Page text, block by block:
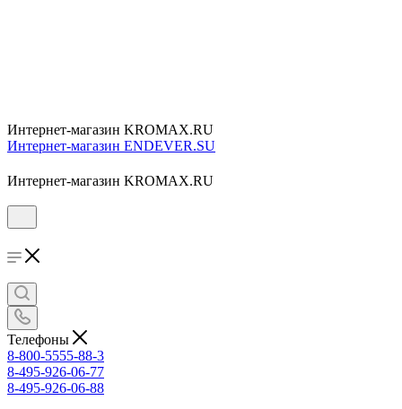
Интернет-магазин KROMAX.RU
Интернет-магазин ENDEVER.SU
Интернет-магазин KROMAX.RU
Телефоны
8-800-5555-88-3
8-495-926-06-77
8-495-926-06-88